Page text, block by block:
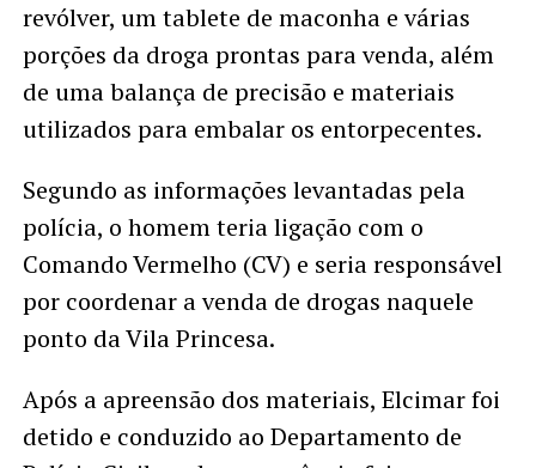
revólver, um tablete de maconha e várias
porções da droga prontas para venda, além
de uma balança de precisão e materiais
utilizados para embalar os entorpecentes.
Segundo as informações levantadas pela
polícia, o homem teria ligação com o
Comando Vermelho (CV) e seria responsável
por coordenar a venda de drogas naquele
ponto da Vila Princesa.
Após a apreensão dos materiais, Elcimar foi
detido e conduzido ao Departamento de